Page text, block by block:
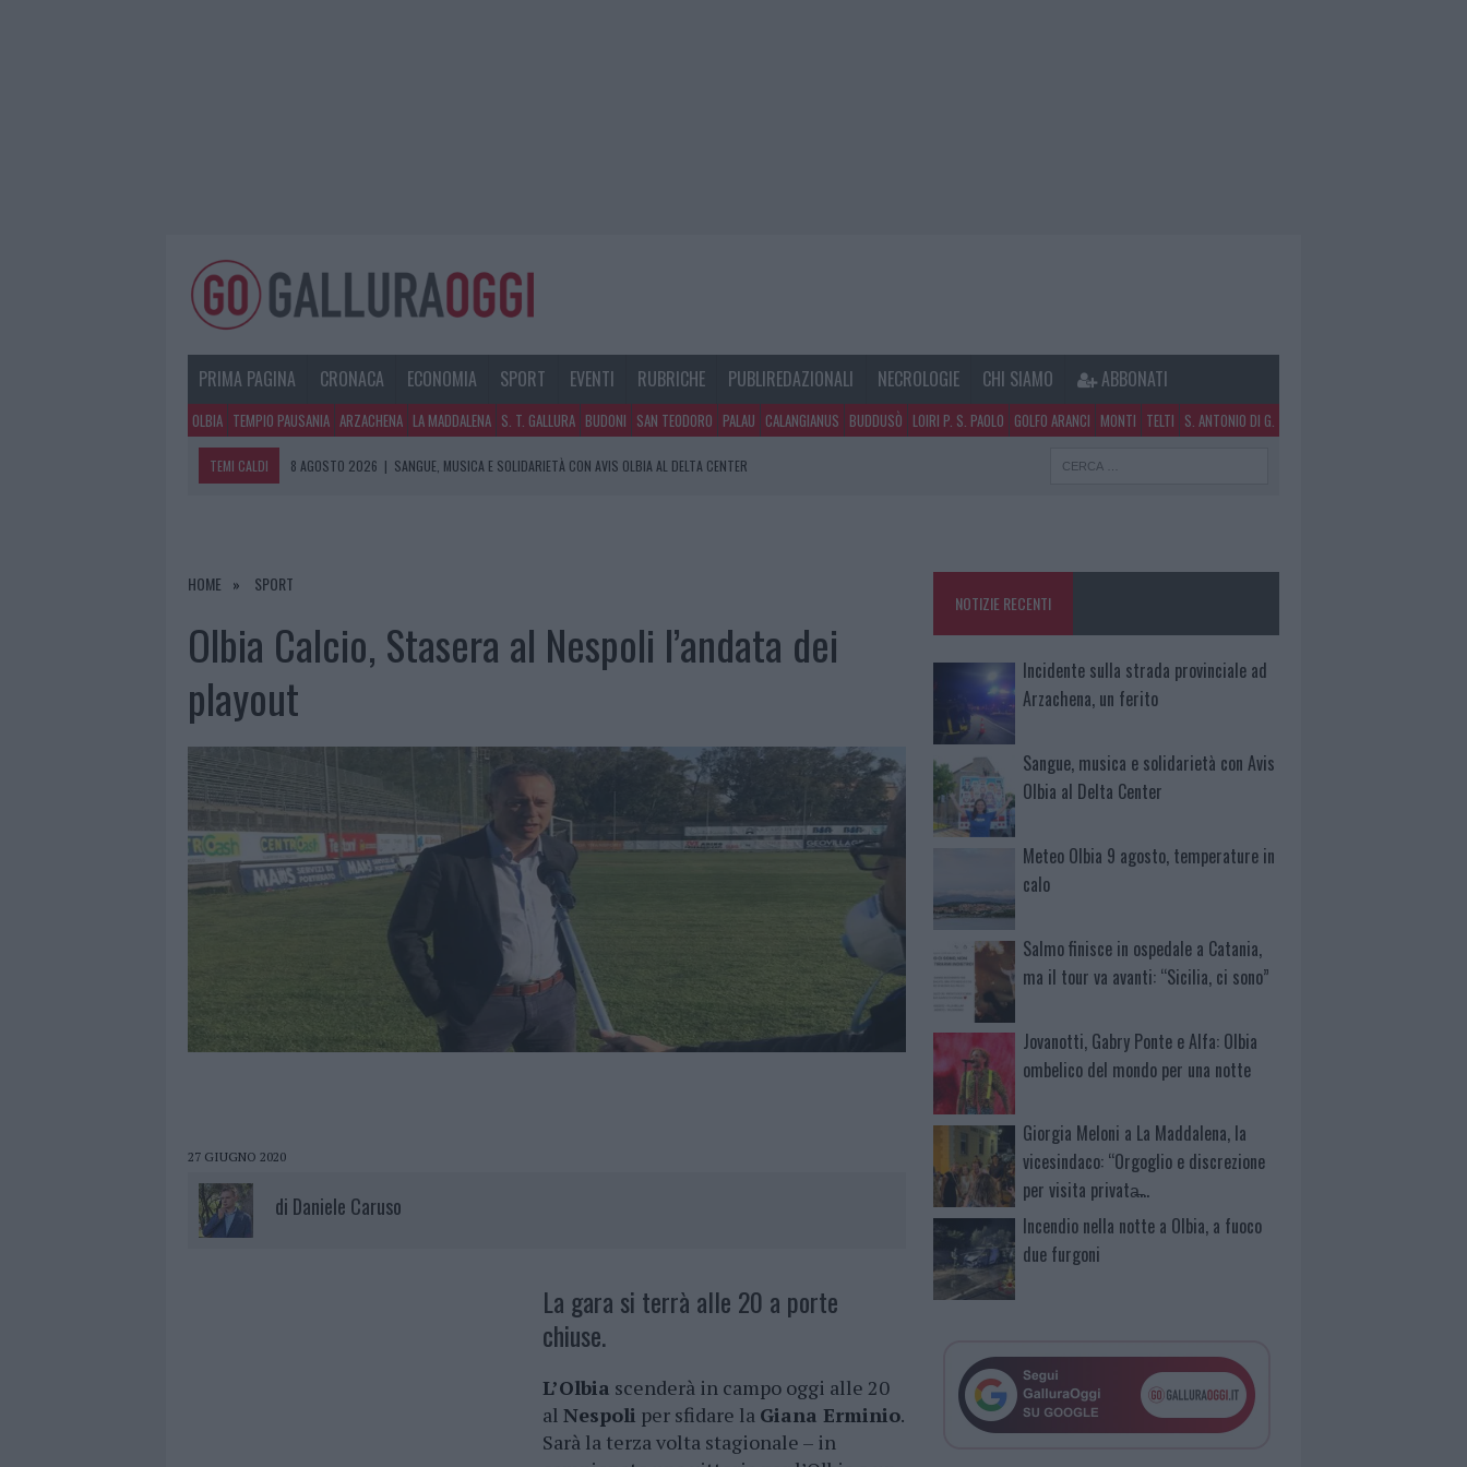
PRIMA PAGINA CRONACA ECONOMIA SPORT EVENTI RUBRICHE PUBLIREDAZIONALI NECROLOGIE CHI SIAMO ABBONATI
OLBIA TEMPIO PAUSANIA ARZACHENA LA MADDALENA S. T. GALLURA BUDONI SAN TEODORO PALAU CALANGIANUS BUDDUSÒ LOIRI P. S. PAOLO GOLFO ARANCI MONTI TELTI S. ANTONIO DI G.
TEMI CALDI 8 AGOSTO 2026 | SANGUE, MUSICA E SOLIDARIETÀ CON AVIS OLBIA AL DELTA CENTER
8 AGOSTO 2026
HOME SPORT
Olbia Calcio, Stasera al Nespoli l’andata dei
playout
27 GIUGNO 2020
di Daniele Caruso
La gara si terrà alle 20 a porte
chiuse.
L’Olbia scenderà in campo oggi alle 20
al Nespoli per sfidare la Giana Erminio.
Sarà la terza volta stagionale – in
NOTIZIE RECENTI
Incidente sulla strada provinciale ad
Arzachena, un ferito
Sangue, musica e solidarietà con Avis
Olbia al Delta Center
Meteo Olbia 9 agosto, temperature in
calo
Salmo finisce in ospedale a Catania,
ma il tour va avanti: “Sicilia, ci sono”
Jovanotti, Gabry Ponte e Alfa: Olbia
ombelico del mondo per una notte
Giorgia Meloni a La Maddalena, la
vicesindaco: “Orgoglio e discrezione
per visita privata̶…
Incendio nella notte a Olbia, a fuoco
due furgoni